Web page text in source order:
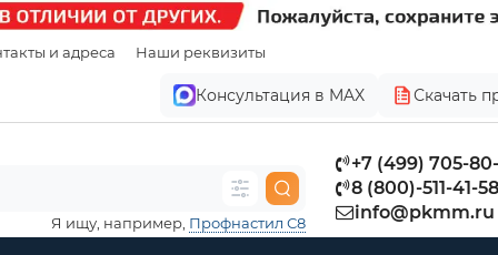
и адреса Наши реквизиты
Консультация в MAX Скачать
+7 (499) 705-
8 (800)-511-41-58
info@pkmm.ru
Я ищу, например, Профнастил С8